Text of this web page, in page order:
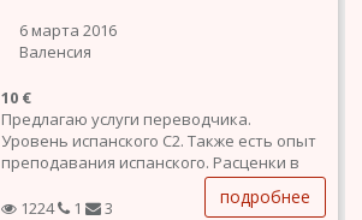
6 марта 2016
Валенсия
10 €
Предлагаю услуги переводчика.
Уровень испанского С2. Также есть опыт
преподавания испанского. Расценки в
зависимости от вида перевода.
1224
1 3 подробнее